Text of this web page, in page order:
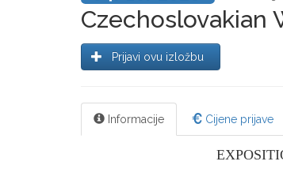
Czechoslovakian
Prijavi ovu izložbu
Informacije Cijene prijave